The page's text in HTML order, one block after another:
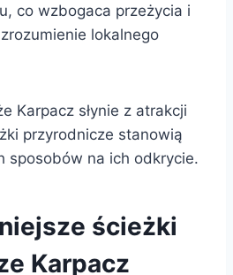
co wzbogaca przeżycia i
lokalnego
Karpacz słynie z atrakcji
przyrodnicze stanowią
sposobów na ich odkrycie.
ścieżki
Karpacz